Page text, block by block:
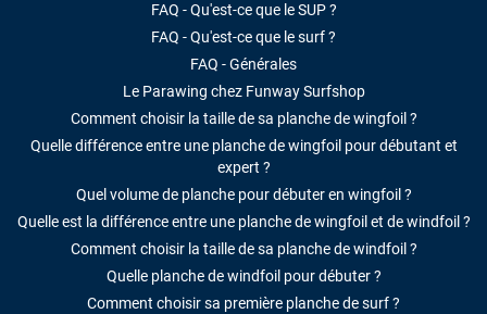
FAQ - Qu'est-ce que le SUP ?
FAQ - Qu'est-ce que le surf ?
FAQ - Générales
Le Parawing chez Funway Surfshop
Comment choisir la taille de sa planche de wingfoil ?
Quelle différence entre une planche de wingfoil pour débutant et
expert ?
Quel volume de planche pour débuter en wingfoil ?
Quelle est la différence entre une planche de wingfoil et de windfoil ?
Comment choisir la taille de sa planche de windfoil ?
Quelle planche de windfoil pour débuter ?
Comment choisir sa première planche de surf ?